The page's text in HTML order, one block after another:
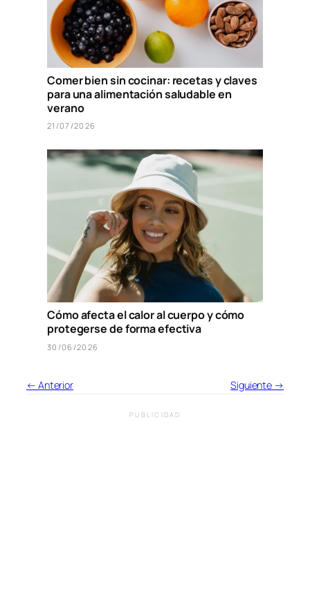
Comer bien sin cocinar: recetas y claves
para una alimentación saludable en
verano
21/07/2026
Cómo afecta el calor al cuerpo y cómo
protegerse de forma efectiva
30/06/2026
← Anterior Siguiente →
PUBLICIDAD